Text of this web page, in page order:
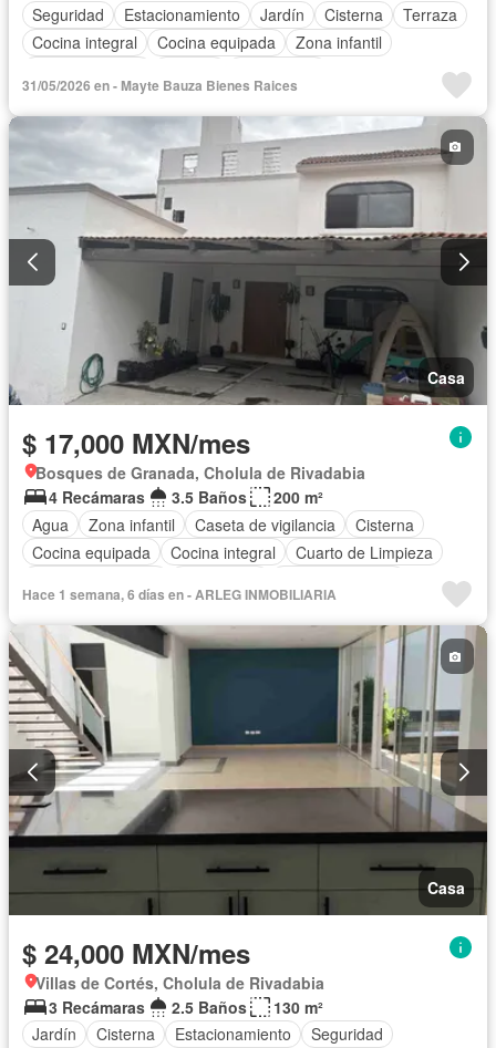
Seguridad
Estacionamiento Jardín Cisterna
Terraza
Cocina integral
Cocina equipada
Zona infantil
Cuarto de Limpieza
Cancha de tenis
Televisión por cable
Asador
Zonas verdes
Recámara con closet
Sin amueblar
31/05/2026 en - Mayte Bauza Bienes Raices
Casa
$ 17,000 MXN/mes
Bosques de Granada, Cholula de Rivadabia
4 Recámaras
3.5 Baños
200 m²
Agua
Zona infantil Caseta de vigilancia
Cisterna
Cocina equipada
Cocina integral
Cuarto de Limpieza
Gas natural
Internet
Recámara con closet
Televisión por cable
Wifi Zonas verdes Sin amueblar
Hace 1 semana, 6 días en - ARLEG INMOBILIARIA
Casa
$ 24,000 MXN/mes
Villas de Cortés, Cholula de Rivadabia
3 Recámaras
2.5 Baños
130 m²
Jardín
Cisterna Estacionamiento Seguridad